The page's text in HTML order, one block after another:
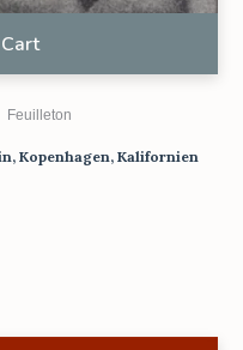
Feuilleton
Kopenhagen, Kalifornien